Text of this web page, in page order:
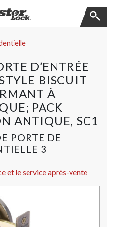
D’ENTRÉE
BISCUIT
À
PACK
ANTIQUE, SC1
PORTE DE
3
et le service après-vente